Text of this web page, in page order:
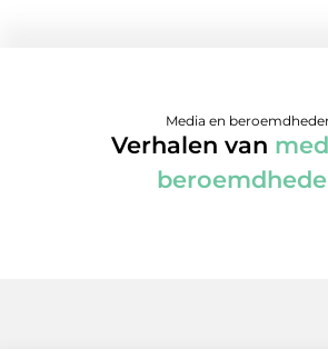
Media en
Verhalen van